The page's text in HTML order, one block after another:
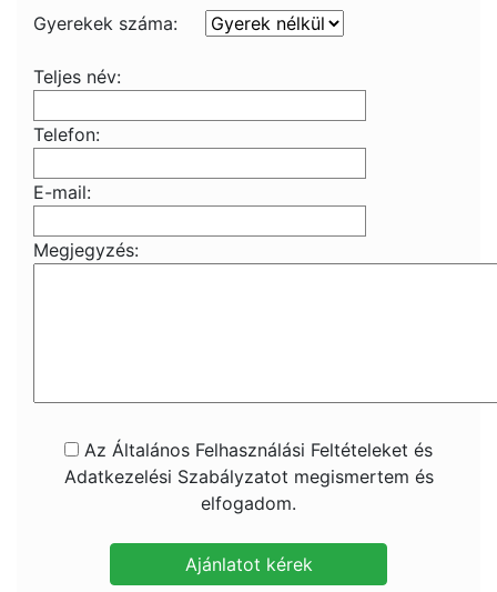
Gyerekek száma:
Teljes név:
Telefon:
E-mail:
Megjegyzés:
Az Általános Felhasználási Feltételeket és
Adatkezelési Szabályzatot megismertem és
elfogadom.